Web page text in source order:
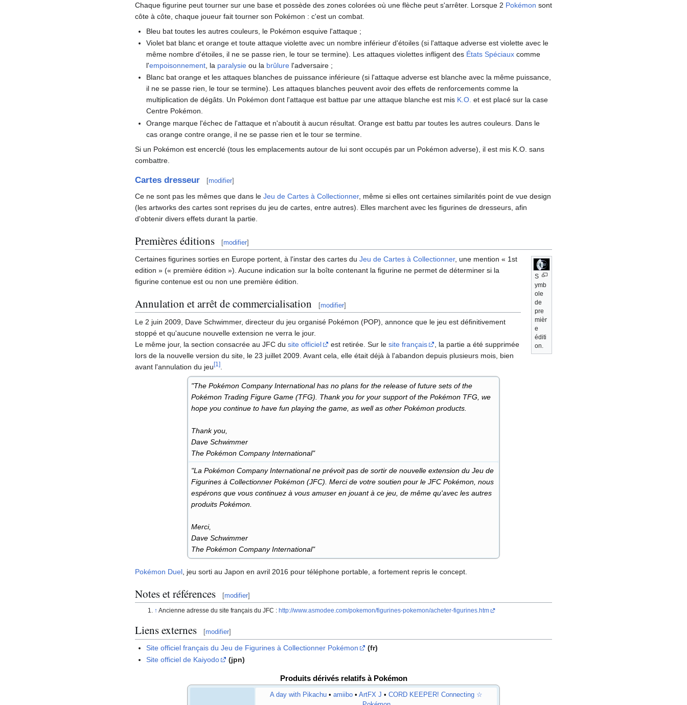
Chaque figurine peut tourner sur une base et possède des zones colorées où une flèche peut s'arrêter. Lorsque 2 Pokémon sont
côte à côte, chaque joueur fait tourner son Pokémon : c'est un combat.
Bleu bat toutes les autres couleurs, le Pokémon esquive l'attaque ;
Violet bat blanc et orange et toute attaque violette avec un nombre inférieur d'étoiles (si l'attaque adverse est violette avec le
même nombre d'étoiles, il ne se passe rien, le tour se termine). Les attaques violettes infligent des États Spéciaux comme
l'empoisonnement , la paralysie ou la brûlure l'adversaire ;
Blanc bat orange et les attaques blanches de puissance inférieure (si l'attaque adverse est blanche avec la même puissance,
il ne se passe rien, le tour se termine). Les attaques blanches peuvent avoir des effets de renforcements comme la
multiplication de dégâts. Un Pokémon dont l'attaque est battue par une attaque blanche est mis K.O. et est placé sur la case
Centre Pokémon.
Orange marque l'échec de l'attaque et n'aboutit à aucun résultat. Orange est battu par toutes les autres couleurs. Dans le
cas orange contre orange, il ne se passe rien et le tour se termine.
Si un Pokémon est encerclé (tous les emplacements autour de lui sont occupés par un Pokémon adverse), il est mis K.O. sans
combattre.
Cartes dresseur [modifier]
Ce ne sont pas les mêmes que dans le Jeu de Cartes à Collectionner, même si elles ont certaines similarités point de vue design
(les artworks des cartes sont reprises du jeu de cartes, entre autres). Elles marchent avec les figurines de dresseurs, afin
d'obtenir divers effets durant la partie.
Premières éditions [modifier]
S
ymb
ole
de
pre
mièr
e
éditi
on.
Certaines figurines sorties en Europe portent, à l'instar des cartes du Jeu de Cartes à Collectionner, une mention « 1st
edition » (« première édition »). Aucune indication sur la boîte contenant la figurine ne permet de déterminer si la
figurine contenue est ou non une première édition.
Annulation et arrêt de commercialisation [modifier]
Le 2 juin 2009, Dave Schwimmer, directeur du jeu organisé Pokémon (POP), annonce que le jeu est définitivement
stoppé et qu'aucune nouvelle extension ne verra le jour.
Le même jour, la section consacrée au JFC du site officiel est retirée. Sur le site français
, la partie a été supprimée
lors de la nouvelle version du site, le 23 juillet 2009. Avant cela, elle était déjà à l'abandon depuis plusieurs mois, bien
avant l'annulation du jeu [1 ].
"The Pokémon Company International has no plans for the release of future sets of the
Pokémon Trading Figure Game (TFG). Thank you for your support of the Pokémon TFG, we
hope you continue to have fun playing the game, as well as other Pokémon products.
Thank you,
Dave Schwimmer
The Pokémon Company International"
"La Pokémon Company International ne prévoit pas de sortir de nouvelle extension du Jeu de
Figurines à Collectionner Pokémon (JFC). Merci de votre soutien pour le JFC Pokémon, nous
espérons que vous continuez à vous amuser en jouant à ce jeu, de même qu'avec les autres
produits Pokémon.
Merci,
Dave Schwimmer
The Pokémon Company International"
Pokémon Duel, jeu sorti au Japon en avril 2016 pour téléphone portable, a fortement repris le concept.
Notes et références [modifier]
Ancienne adresse du site français du JFC :http://www.asmodee.com/pokemon/figurines-pokemon/acheter-figurines.htm
Liens externes [modifier]
Site officiel français du Jeu de Figurines à Collectionner Pokémon
(fr)
Site officiel de Kaiyodo
(jpn)
Produits dérivés relatifs à Pokémon
A day with Pikachu • amiibo • ArtFX J • CORD KEEPER! Connecting ☆